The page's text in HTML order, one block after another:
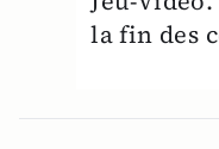
la fin des